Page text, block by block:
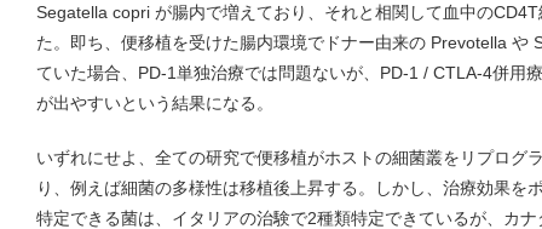
Segatella copri が腸内で増えており、それと相関して血中の
た。即ち、便移植を受けた腸内環境でドナー由来の Prevotella や
ていた場合、PD-1単独治療では問題ないが、PD-1 / CTLA-4併用
が出やすいという結果になる。
いずれにせよ、全ての研究で便移植がホストの細菌叢をリプログ
り、例えば細菌の多様性は移植後上昇する。しかし、治療効果を
特定できる菌は、イタリアの治験で2種類特定できているが、カ